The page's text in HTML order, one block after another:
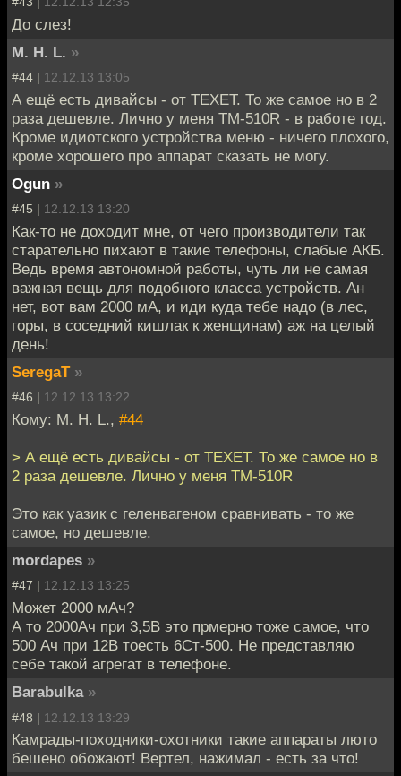
До слез!
M. H. L. »
#44 | 12.12.13 13:05
А ещё есть дивайсы - от TEXET. То же самое но в 2
раза дешевле. Лично у меня TM-510R - в работе год.
Кроме идиотского устройства меню - ничего плохого,
кроме хорошего про аппарат сказать не могу.
Ogun »
#45 | 12.12.13 13:20
Как-то не доходит мне, от чего производители так
старательно пихают в такие телефоны, слабые АКБ.
Ведь время автономной работы, чуть ли не самая
важная вещь для подобного класса устройств. Ан
нет, вот вам 2000 мА, и иди куда тебе надо (в лес,
горы, в соседний кишлак к женщинам) аж на целый
день!
SeregaT »
#46 | 12.12.13 13:22
Кому: M. H. L., #44
> А ещё есть дивайсы - от TEXET. То же самое но в
2 раза дешевле. Лично у меня TM-510R
Это как уазик с геленвагеном сравнивать - то же
самое, но дешевле.
mordapes »
#47 | 12.12.13 13:25
Может 2000 мАч?
А то 2000Ач при 3,5В это прмерно тоже самое, что
500 Ач при 12В тоесть 6Ст-500. Не представляю
себе такой агрегат в телефоне.
Barabulka »
#48 | 12.12.13 13:29
Камрады-походники-охотники такие аппараты люто
бешено обожают! Вертел, нажимал - есть за что!